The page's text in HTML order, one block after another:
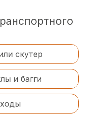
скутер
и багги